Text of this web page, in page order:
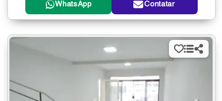
WhatsApp Contatar